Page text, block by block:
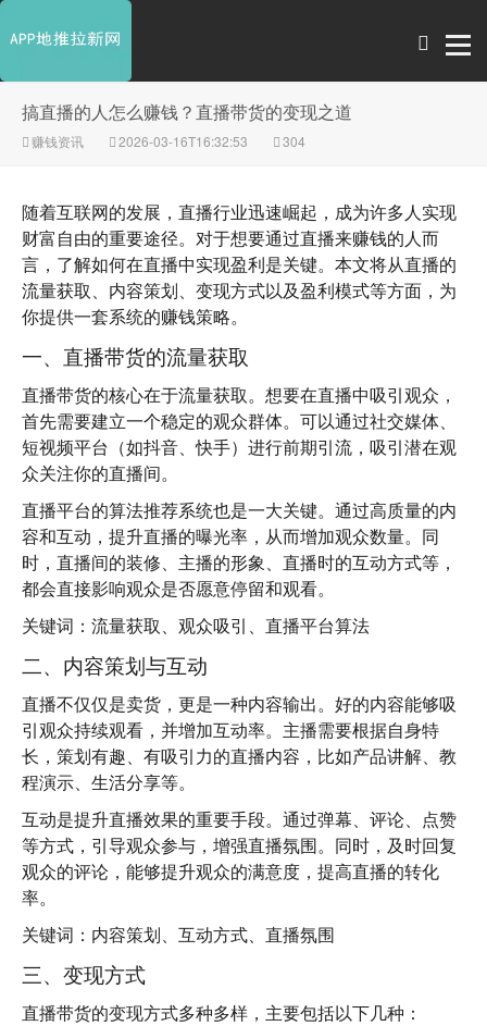
搞直播的人怎么赚钱？直播带货的变现之道
赚钱资讯 2026-03-16T16:32:53 304
随着互联网的发展，直播行业迅速崛起，成为许多人实现
财富自由的重要途径。对于想要通过直播来赚钱的人而
言，了解如何在直播中实现盈利是关键。本文将从直播的
流量获取、内容策划、变现方式以及盈利模式等方面，为
你提供一套系统的赚钱策略。
一、直播带货的流量获取
直播带货的核心在于流量获取。想要在直播中吸引观众，
首先需要建立一个稳定的观众群体。可以通过社交媒体、
短视频平台（如抖音、快手）进行前期引流，吸引潜在观
众关注你的直播间。
直播平台的算法推荐系统也是一大关键。通过高质量的内
容和互动，提升直播的曝光率，从而增加观众数量。同
时，直播间的装修、主播的形象、直播时的互动方式等，
都会直接影响观众是否愿意停留和观看。
关键词：流量获取、观众吸引、直播平台算法
二、内容策划与互动
直播不仅仅是卖货，更是一种内容输出。好的内容能够吸
引观众持续观看，并增加互动率。主播需要根据自身特
长，策划有趣、有吸引力的直播内容，比如产品讲解、教
程演示、生活分享等。
互动是提升直播效果的重要手段。通过弹幕、评论、点赞
等方式，引导观众参与，增强直播氛围。同时，及时回复
观众的评论，能够提升观众的满意度，提高直播的转化
率。
关键词：内容策划、互动方式、直播氛围
三、变现方式
直播带货的变现方式多种多样，主要包括以下几种：